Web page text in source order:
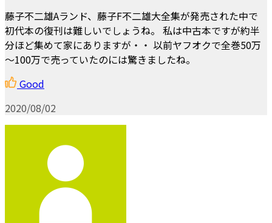
藤子不二雄Aランド、藤子F不二雄大全集が発売された中で
初代本の復刊は難しいでしょうね。 私は中古本ですが約半
分ほど集めて家にありますが・・ 以前ヤフオクで全巻50万
～100万で売っていたのには驚きましたね。
Good
2020/08/02